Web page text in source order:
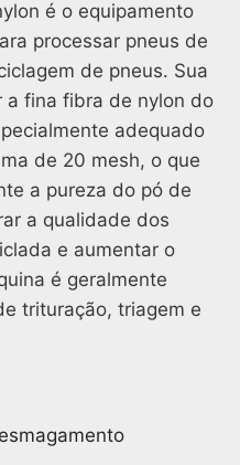
é o equipamento
processar pneus de
de pneus. Sua
a fina fibra de nylon do
adequado
de 20 mesh, o que
a pureza do pó de
a qualidade dos
e aumentar o
é geralmente
trituração, triagem e